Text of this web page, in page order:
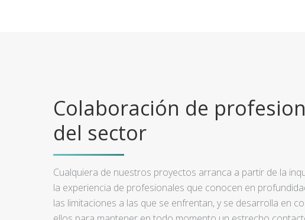
Colaboración de
del sector
Cualquiera de nuestros proyectos arranca a partir de la
la experiencia de profesionales que conocen en
las limitaciones a las que se enfrentan, y se desarrolla en